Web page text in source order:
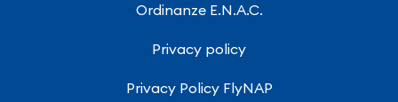
Ordinanze E.N.A.C.
Privacy policy
Privacy Policy FlyNAP